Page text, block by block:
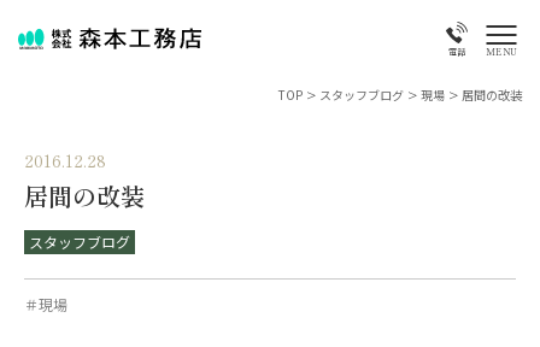
電話 MENU
TOP > スタッフブログ > 現場 > 居間の改装
2016.12.28
居間の改装
スタッフブログ
＃現場